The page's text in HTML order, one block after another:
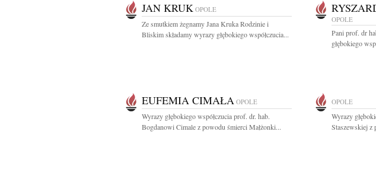
JAN KRUK OPOLE
Ze smutkiem żegnamy Jana Kruka Rodzinie i
Bliskim składamy wyrazy głębokiego współczucia...
OPOLE
Pani prof. dr
głębokiego
EUFEMIA CIMAŁA OPOLE
Wyrazy głębokiego współczucia prof. dr. hab.
Bogdanowi Cimale z powodu śmierci Małżonki...
OPOLE
Wyrazy
Staszewskiej z